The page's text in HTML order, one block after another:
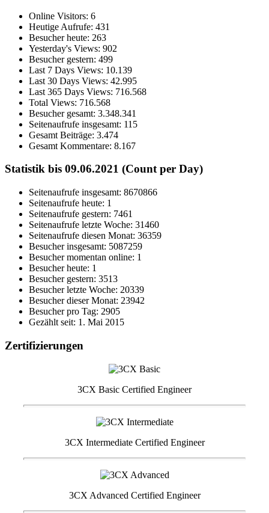
Online Visitors: 6
Heutige Aufrufe: 431
Besucher heute: 263
Yesterday's Views: 902
Besucher gestern: 499
Last 7 Days Views: 10.139
Last 30 Days Views: 42.995
Last 365 Days Views: 716.568
Total Views: 716.568
Besucher gesamt: 3.348.341
Seitenaufrufe insgesamt: 115
Gesamt Beiträge: 3.474
Gesamt Kommentare: 8.167
Statistik bis 09.06.2021 (Count per Day)
Seitenaufrufe insgesamt: 8670866
Seitenaufrufe heute: 1
Seitenaufrufe gestern: 7461
Seitenaufrufe letzte Woche: 31460
Seitenaufrufe diesen Monat: 36359
Besucher insgesamt: 5087259
Besucher momentan online: 1
Besucher heute: 1
Besucher gestern: 3513
Besucher letzte Woche: 20339
Besucher dieser Monat: 23942
Besucher pro Tag: 2905
Gezählt seit: 1. Mai 2015
Zertifizierungen
3CX Basic Certified Engineer
3CX Intermediate Certified Engineer
3CX Advanced Certified Engineer